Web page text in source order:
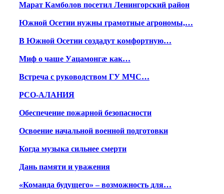
Марат Камболов посетил Ленингорский район
Южной Осетии нужны грамотные агрономы,…
В Южной Осетии создадут комфортную…
Миф о чаше Уацамонгæ как…
Встреча с руководством ГУ МЧС…
РСО-АЛАНИЯ
Обеспечение пожарной безопасности
Освоение начальной военной подготовки
Когда музыка сильнее смерти
Дань памяти и уважения
«Команда будущего» – возможность для…